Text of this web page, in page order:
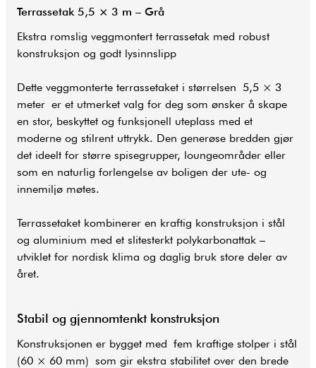
Terrassetak 5,5 × 3 m – Grå
Ekstra romslig veggmontert terrassetak med robust
konstruksjon og godt lysinnslipp
Dette veggmonterte terrassetaket i størrelsen 5,5 × 3
meter er et utmerket valg for deg som ønsker å skape
en stor, beskyttet og funksjonell uteplass med et
moderne og stilrent uttrykk. Den generøse bredden gjør
det ideelt for større spisegrupper, loungeområder eller
som en naturlig forlengelse av boligen der ute- og
innemiljø møtes.
Terrassetaket kombinerer en kraftig konstruksjon i stål
og aluminium med et slitesterkt polykarbonattak –
utviklet for nordisk klima og daglig bruk store deler av
året.
Stabil og gjennomtenkt konstruksjon
Konstruksjonen er bygget med fem kraftige stolper i stål
(60 × 60 mm) som gir ekstra stabilitet over den brede